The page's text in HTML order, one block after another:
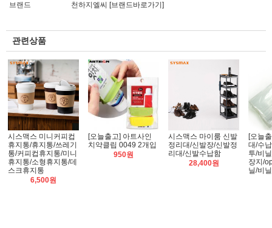
브랜드
천하지엘씨 [브랜드바로가기]
관련상품
시스맥스 미니커피컵
휴지통/휴지통/쓰레기
통/커피컵휴지통/미니
휴지통/소형휴지통/데
스크휴지통
6,500원
[오늘출고] 아트사인
치약클립 0049 2개입
950원
시스맥스 마이룸 신발
정리대/신발장/신발정
리대/신발수납함
28,400원
[오늘
대/수
투/비
장지/
닐/비